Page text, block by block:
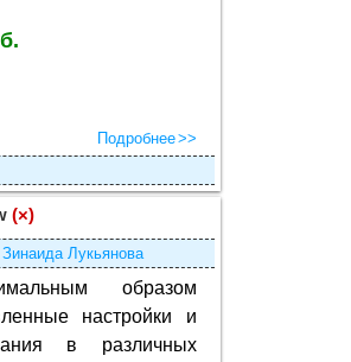
Подробнее
(×)
Зинаида Лукьянова
образом
настройки и
в различных